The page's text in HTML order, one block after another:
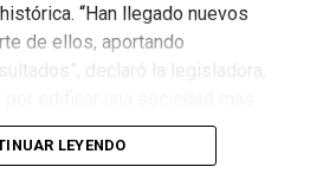
al instante
Quintana Roo directamente
“Han llegado nuevos
de ellos, aportando
declaró la legisladora,
LEYENDO